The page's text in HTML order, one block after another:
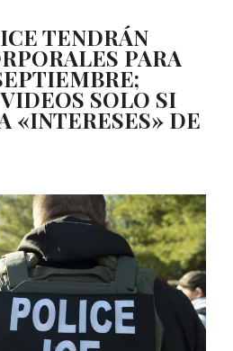
TENDRÁN
PARA
SOLO SI
«INTERESES» DE